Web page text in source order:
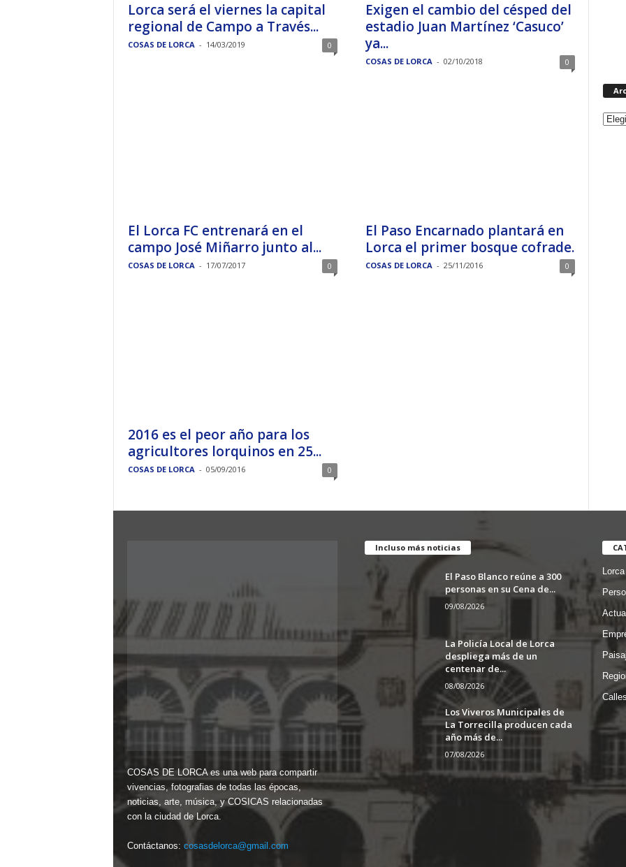
Lorca será el viernes la capital
regional de Campo a Través...
COSAS DE LORCA - 14/03/2019 0
Exigen el cambio del césped del
estadio Juan Martínez ‘Casuco’
ya...
COSAS DE LORCA - 02/10/2018 0
El Lorca FC entrenará en el
campo José Miñarro junto al...
COSAS DE LORCA - 17/07/2017 0
El Paso Encarnado plantará en
Lorca el primer bosque cofrade.
COSAS DE LORCA - 25/11/2016 0
2016 es el peor año para los
agricultores lorquinos en 25...
COSAS DE LORCA - 05/09/2016 0
COSAS DE LORCA es una web para compartir
vivencias, fotografias de todas las épocas,
noticias, arte, música, y COSICAS relacionadas
con la ciudad de Lorca.
Contáctanos: cosasdelorca@gmail.com
Incluso más noticias
El Paso Blanco reúne a 300
personas en su Cena de...
09/08/2026
La Policía Local de Lorca
despliega más de un
centenar de...
08/08/2026
Los Viveros Municipales de
La Torrecilla producen cada
año más de...
07/08/2026
Lorca